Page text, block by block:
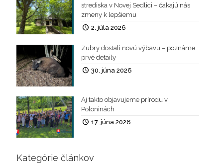
strediska v Novej Sedlici – čakajú nás
zmeny k lepšiemu
2. júla 2026
Zubry dostali novú výbavu – poznáme
prvé detaily
30. júna 2026
Aj takto objavujeme prírodu v
Poloninách
17. júna 2026
Kategórie článkov